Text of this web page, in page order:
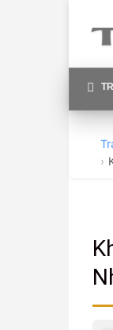
content